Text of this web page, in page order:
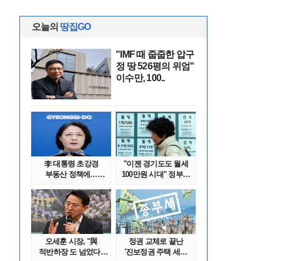
오늘의 땅집GO
"IMF 때 줍줍한 압구
정 땅 526평의 위엄"
이수만, 100..
李 대통령 초강경
부동산 정책에…
"이젠 경기도도 월세
100만원 시대" 정부發
오세훈 시장, "與
적반하장 도 넘었다"
정권 교체로 끝난
'진보정권 주택 세금